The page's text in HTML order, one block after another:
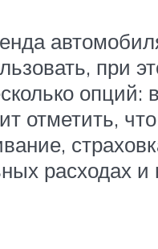
отметить,
расходах